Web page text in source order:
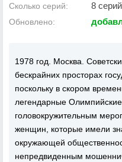
Сколько серий: 8 серий
Обновлено:
1978 год. Москва.
бескрайних просторах
поскольку в скором
легендарные
головокружительным
женщин, которые имели
окружающей
непредвиденным